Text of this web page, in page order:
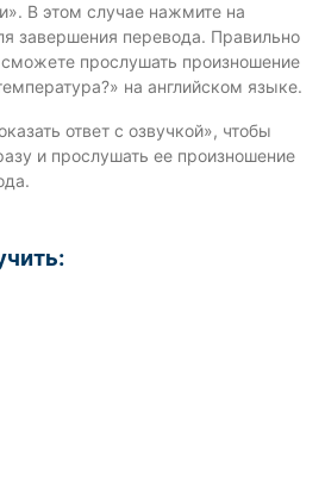
В этом случае нажмите на
завершения перевода. Правильно
прослушать произношение
на английском языке.
ответ с озвучкой», чтобы
и прослушать ее произношение